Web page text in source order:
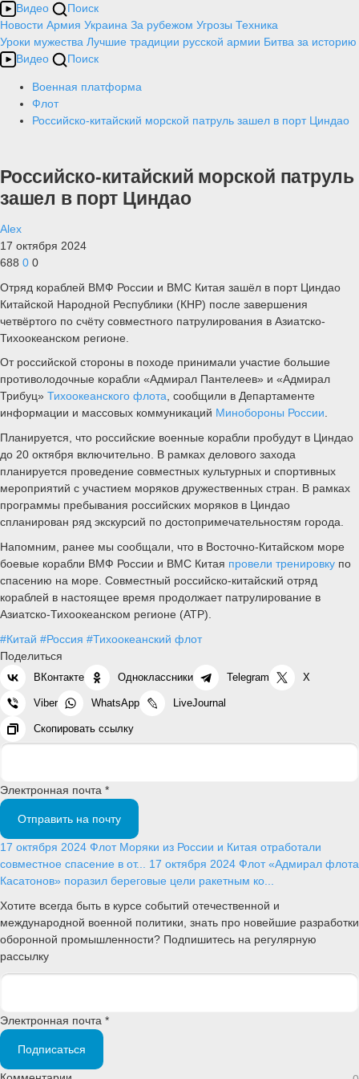
Видео
Поиск
Новости Армия Украина За рубежом Угрозы Техника
Уроки мужества Лучшие традиции русской армии Битва за историю
Видео
Поиск
Военная платформа
Флот
Российско-китайский морской патруль зашел в порт Циндао
Российско-китайский морской патруль
зашел в порт Циндао
Alex
17 октября 2024
688 0 0
Отряд кораблей ВМФ России и ВМС Китая зашёл в порт Циндао
Китайской Народной Республики (КНР) после завершения
четвёртого по счёту совместного патрулирования в Азиатско-
Тихоокеанском регионе.
От российской стороны в походе принимали участие большие
противолодочные корабли «Адмирал Пантелеев» и «Адмирал
Трибуц» Тихоокеанского флота, сообщили в Департаменте
информации и массовых коммуникаций Минобороны России.
Планируется, что российские военные корабли пробудут в Циндао
до 20 октября включительно. В рамках делового захода
планируется проведение совместных культурных и спортивных
мероприятий с участием моряков дружественных стран. В рамках
программы пребывания российских моряков в Циндао
спланирован ряд экскурсий по достопримечательностям города.
Напомним, ранее мы сообщали, что в Восточно-Китайском море
боевые корабли ВМФ России и ВМС Китая провели тренировку по
спасению на море. Совместный российско-китайский отряд
кораблей в настоящее время продолжает патрулирование в
Азиатско-Тихоокеанском регионе (АТР).
#Китай #Россия #Тихоокеанский флот
Поделиться
ВКонтакте Одноклассники Telegram X
Viber WhatsApp LiveJournal
Скопировать ссылку
Электронная почта *
Отправить на почту
17 октября 2024 Флот Моряки из России и Китая отработали
совместное спасение в от... 17 октября 2024 Флот «Адмирал флота
Касатонов» поразил береговые цели ракетным ко...
Хотите всегда быть в курсе событий отечественной и
международной военной политики, знать про новейшие разработки
оборонной промышленности? Подпишитесь на регулярную
рассылку
Электронная почта *
Подписаться